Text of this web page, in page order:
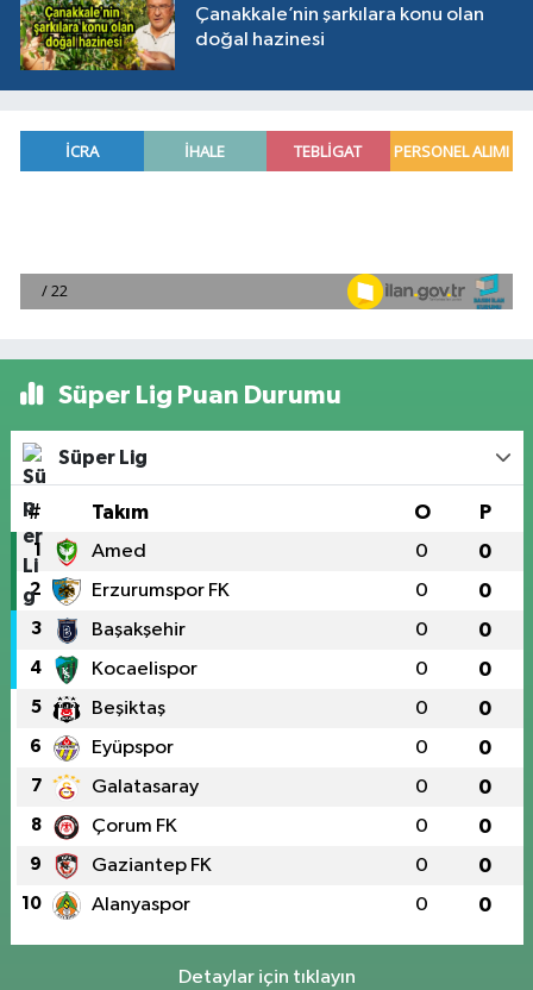
Çanakkale’nin şarkılara konu olan
doğal hazinesi
Süper Lig Puan Durumu
Süper Lig
# Takım O P
1 Amed 0 0
2 Erzurumspor FK 0 0
3 Başakşehir 0 0
4 Kocaelispor 0 0
5 Beşiktaş 0 0
6 Eyüpspor 0 0
7 Galatasaray 0 0
8 Çorum FK 0 0
9 Gaziantep FK 0 0
10 Alanyaspor 0 0
Detaylar için tıklayın